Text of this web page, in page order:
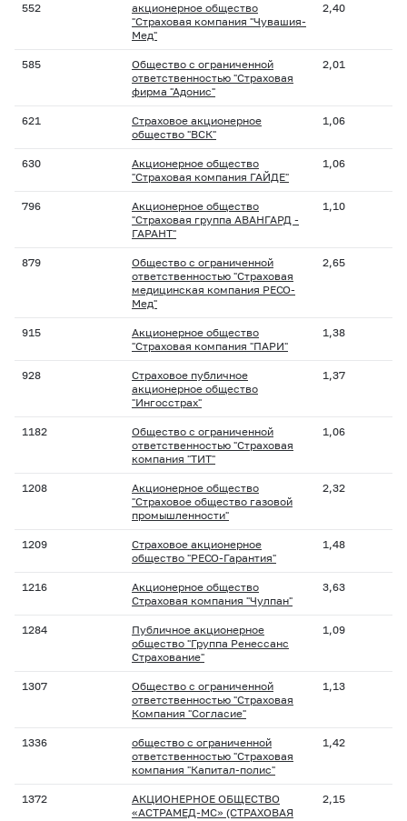
552
акционерное общество
"Страховая компания "Чувашия-
Мед"
2,40
585
Общество с ограниченной
ответственностью "Страховая
фирма "Адонис"
2,01
621
Страховое акционерное
общество "ВСК"
1,06
630
Акционерное общество
"Страховая компания ГАЙДЕ"
1,06
796
Акционерное общество
"Страховая группа АВАНГАРД -
ГАРАНТ"
1,10
879
Общество с ограниченной
ответственностью "Страховая
медицинская компания РЕСО-
Мед"
2,65
915
Акционерное общество
"Страховая компания "ПАРИ"
1,38
928
Страховое публичное
акционерное общество
"Ингосстрах"
1,37
1182
Общество с ограниченной
ответственностью "Страховая
компания "ТИТ"
1,06
1208
Акционерное общество
"Страховое общество газовой
промышленности"
2,32
1209
Страховое акционерное
общество "РЕСО-Гарантия"
1,48
1216
Акционерное общество
Страховая компания "Чулпан"
3,63
1284
Публичное акционерное
общество "Группа Ренессанс
Страхование"
1,09
1307
Общество с ограниченной
ответственностью "Страховая
Компания "Согласие"
1,13
1336
общество с ограниченной
ответственностью "Страховая
компания "Капитал-полис"
1,42
1372
АКЦИОНЕРНОЕ ОБЩЕСТВО
«АСТРАМЕД-МС» (СТРАХОВАЯ
2,15